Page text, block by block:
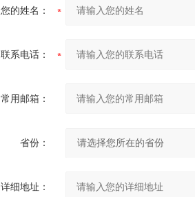
您的姓名：
联系电话：
常用邮箱：
省份：
详细地址：